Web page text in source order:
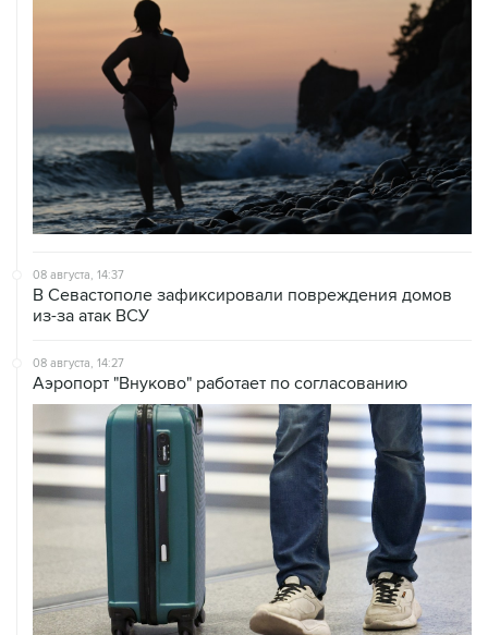
08 августа, 14:37
В Севастополе зафиксировали повреждения домов
из-за атак ВСУ
08 августа, 14:27
Аэропорт "Внуково" работает по согласованию